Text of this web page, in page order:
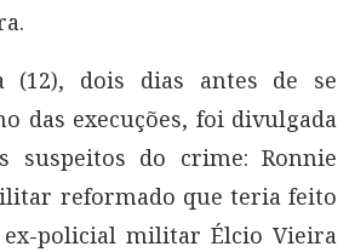
(12), dois dias antes de se
das execuções, foi divulgada
suspeitos do crime: Ronnie
reformado que teria feito
policial militar Élcio Vieira